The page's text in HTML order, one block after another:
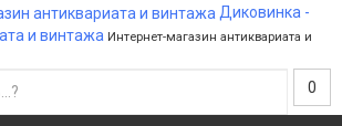
Диковинка -
и винтажа Интернет-магазин антиквариата и
0